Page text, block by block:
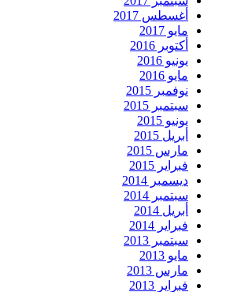
أغسطس 2017
مايو 2017
أكتوبر 2016
يونيو 2016
مايو 2016
نوفمبر 2015
سبتمبر 2015
يونيو 2015
أبريل 2015
مارس 2015
فبراير 2015
ديسمبر 2014
سبتمبر 2014
أبريل 2014
فبراير 2014
سبتمبر 2013
مايو 2013
مارس 2013
فبراير 2013